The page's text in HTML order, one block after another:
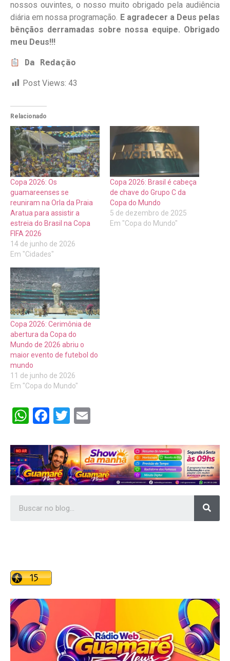
nossos ouvintes, o nosso muito obrigado pela audiência
diária em nossa programação. E agradecer a Deus pelas
bênçãos derramadas sobre nossa equipe. Obrigado
meu Deus!!!
Da Redação
Post Views: 43
Relacionado
Copa 2026: Os
guamareenses se
reuniram na Orla da Praia
Aratua para assistir a
estreia do Brasil na Copa
FIFA 2026
14 de junho de 2026
Em "Cidades"
Copa 2026: Brasil é cabeça
de chave do Grupo C da
Copa do Mundo
5 de dezembro de 2025
Em "Copa do Mundo"
Copa 2026: Cerimônia de
abertura da Copa do
Mundo de 2026 abriu o
maior evento de futebol do
mundo
11 de junho de 2026
Em "Copa do Mundo"
WhatsApp
Facebook
Twitter